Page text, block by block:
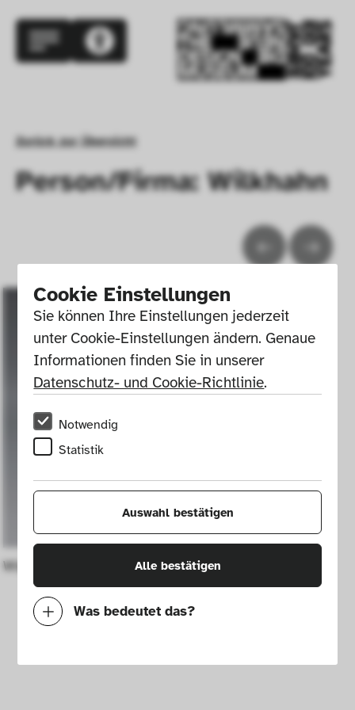
Cookie Einstellungen
Sie können Ihre Einstellungen jederzeit
unter Cookie-Einstellungen ändern. Genaue
Informationen finden Sie in unserer
Datenschutz- und Cookie-Richtlinie.
Notwendig
Statistik
Auswahl bestätigen
Alle bestätigen
Was bedeutet das?
Mit diesen Cookies können wir durch
Zurück zur Übersicht
Person/Firma: Wilkhahn
Wippe Schaukelplastik